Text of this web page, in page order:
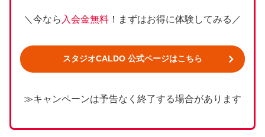
＼今なら 入会金無料 ！まずはお得に体験してみる／
スタジオCALDO 公式ページはこちら
≫キャンペーンは予告なく終了する場合があります